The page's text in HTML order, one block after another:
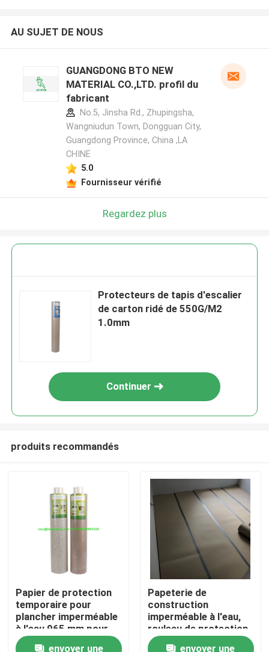
Accueil
A propos de nous
Contacts
AU SUJET DE NOUS
GUANGDONG BTO NEW
MATERIAL CO.,LTD. profil du
fabricant
No.5, Jinsha Rd., Zhupingsha,
Wangniudun Town, Dongguan City,
Guangdong Province, China ,LA
CHINE
5.0
Fournisseur vérifié
Regardez plus
Protecteurs de tapis d'escalier
de carton ridé de 550G/M2
1.0mm
Continuer
produits recommandés
Papier de protection
temporaire pour
plancher imperméable
à l'eau 965 mm pour
les projets de
envoyer une
Papeterie de
construction
imperméable à l'eau,
rouleau de protection
de la surface du sol
envoyer une